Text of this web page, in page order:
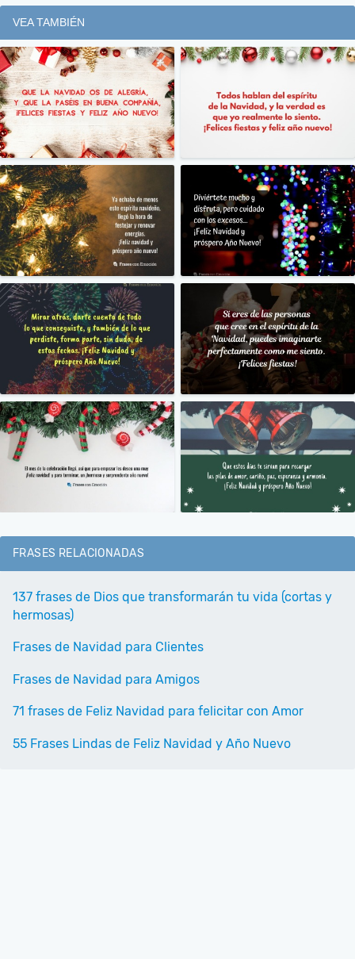
VEA TAMBIÉN
FRASES RELACIONADAS
137 frases de Dios que transformarán tu vida (cortas y
hermosas)
Frases de Navidad para Clientes
Frases de Navidad para Amigos
71 frases de Feliz Navidad para felicitar con Amor
55 Frases Lindas de Feliz Navidad y Año Nuevo